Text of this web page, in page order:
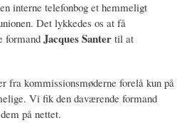
interne telefonbog et hemmeligt
Det lykkedes os at få
formand Jacques Santer til at
fra kommissionsmøderne forelå kun på
Vi fik den daværende formand
på nettet.